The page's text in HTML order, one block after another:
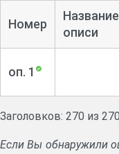
Номер
Название
описи
оп. 1
Заголовков: 270 из 270
Если Вы обнаружили